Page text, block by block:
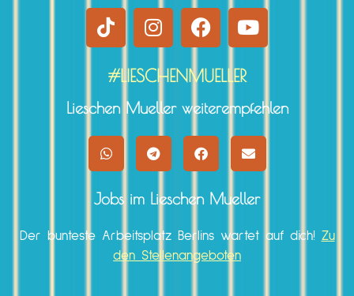
#LIESCHENMUELLER
Lieschen Mueller weiterempfehlen
Jobs im Lieschen Mueller
Der bunteste Arbeitsplatz Berlins wartet auf dich! Zu
den Stellenangeboten